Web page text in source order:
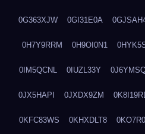
0G363XJW 0GI31E0A
0H7Y9RRM 0H9OI0N1
0IM5QCNL 0IUZL33Y
0JX5HAPI 0JXDX9ZM
0KFC83WS 0KHXDLT8